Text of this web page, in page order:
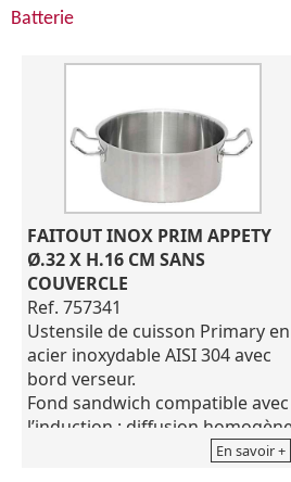
Batterie
FAITOUT INOX PRIM APPETY
Ø.32 X H.16 CM SANS
COUVERCLE
Ref. 757341
Ustensile de cuisson Primary en
acier inoxydable AISI 304 avec
bord verseur.
Fond sandwich compatible avec
l’induction : diffusion
de la chaleur sur tout le fond de
En savoir +